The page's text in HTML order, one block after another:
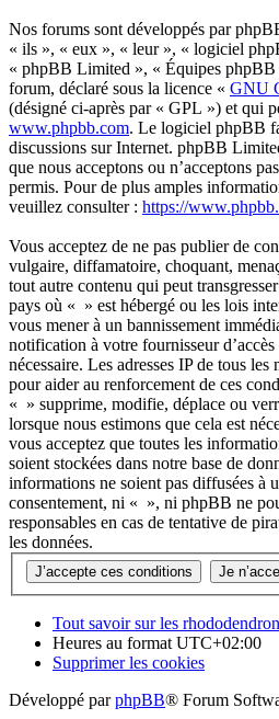
Nos forums sont développés par
« ils », « eux », « leur », « logiciel
« phpBB Limited », « Équipes
forum, déclaré sous la licence « GNU
(désigné ci-après par « GPL ») et qui
www.phpbb.com. Le logiciel phpBB
discussions sur Internet. phpBB
que nous acceptons ou n’acceptons
permis. Pour de plus amples
veuillez consulter : https://
Vous acceptez de ne pas publier de
vulgaire, diffamatoire, choquant,
tout autre contenu qui peut
pays où « » est hébergé ou les lois
vous mener à un bannissement
notification à votre fournisseur
nécessaire. Les adresses IP de tous les
pour aider au renforcement de ces
« » supprime, modifie, déplace ou
lorsque nous estimons que cela est
vous acceptez que toutes les
soient stockées dans notre base de
informations ne soient pas diffusées à
consentement, ni « », ni phpBB ne
responsables en cas de tentative de
les données.
Tout savoir sur les
Heures au formatUTC+02:00
Supprimer les cookies
Développé parphpBB® Forum